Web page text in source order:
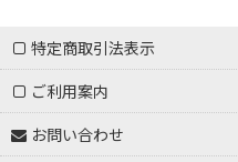
特定商取引法表示
ご利用案内
お問い合わせ